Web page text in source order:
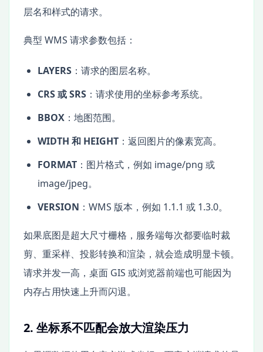
层名和样式的请求。
典型 WMS 请求参数包括：
LAYERS ：请求的图层名称。
CRS 或 SRS ：请求使用的坐标参考系统。
BBOX ：地图范围。
WIDTH 和 HEIGHT ：返回图片的像素宽高。
FORMAT ：图片格式，例如 image/png 或
image/jpeg。
VERSION ：WMS 版本，例如 1.1.1 或 1.3.0。
如果底图是超大尺寸栅格，服务端每次都要临时裁
剪、重采样、投影转换和渲染，就会造成明显卡顿。
请求并发一高，桌面 GIS 或浏览器前端也可能因为
内存占用快速上升而闪退。
2. 坐标系不匹配会放大渲染压力